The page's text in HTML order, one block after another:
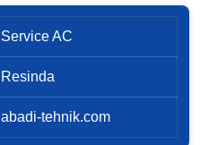
Service AC
Resinda
abadi-tehnik.com